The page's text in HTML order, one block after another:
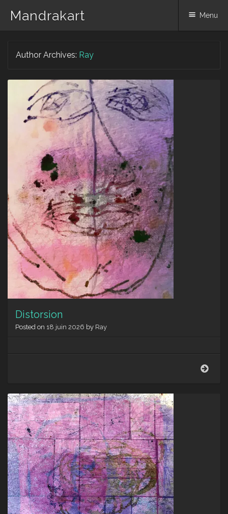
Mandrakart Menu
Author Archives: Ray
Distorsion
Posted on 18 juin 2026 by Ray